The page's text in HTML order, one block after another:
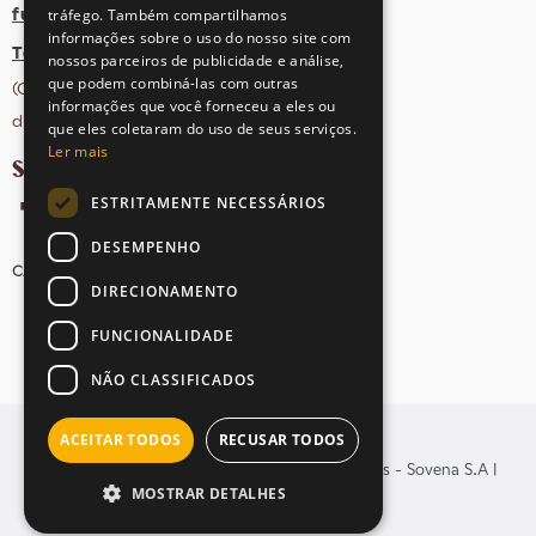
fula@sovena.pt
Tel: +351 21 412 93 36
(Chamada para rede fixa nacional;
dias úteis das 10h às 17h)
SIGA-NOS NAS REDES SOCIAIS
CANDIDATURAS
© Copyright 2026 . Todos os direitos reservados - Sovena S.A |
tráfego. Também compartilhamos
informações sobre o uso do nosso site com
nossos parceiros de publicidade e análise,
que podem combiná-las com outras
informações que você forneceu a eles ou
que eles coletaram do uso de seus serviços.
Ler mais
ESTRITAMENTE NECESSÁRIOS
DESEMPENHO
DIRECIONAMENTO
FUNCIONALIDADE
NÃO CLASSIFICADOS
ACEITAR TODOS RECUSAR TODOS
MOSTRAR DETALHES